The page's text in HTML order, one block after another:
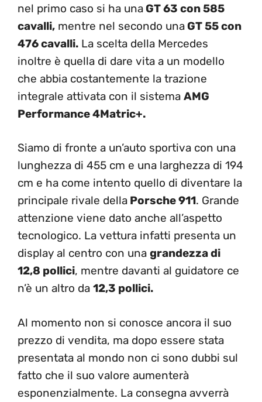
nel primo caso si ha unaGT 63 con 585
cavalli, mentre nel secondo unaGT 55 con
476 cavalli. La scelta della Mercedes
inoltre è quella di dare vita a un modello
che abbia costantemente la trazione
integrale attivata con il sistema AMG
Performance 4Matric+.
Siamo di fronte a un’auto sportiva con una
lunghezza di 455 cm e una larghezza di 194
cm e ha come intento quello di diventare la
principale rivale della Porsche 911. Grande
attenzione viene dato anche all’aspetto
tecnologico. La vettura infatti presenta un
display al centro con una grandezza di
12,8 pollici, mentre davanti al guidatore ce
n’è un altro da 12,3 pollici.
Al momento non si conosce ancora il suo
prezzo di vendita, ma dopo essere stata
presentata al mondo non ci sono dubbi sul
fatto che il suo valore aumenterà
esponenzialmente. La consegna avverrà